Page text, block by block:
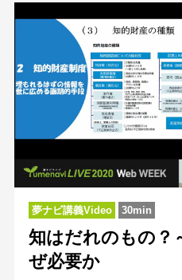
夢ナビ講義Video 30min
知はだれのもの？
ぜ必要か